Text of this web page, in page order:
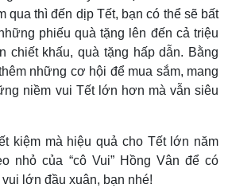
qua thì đến dịp Tết, bạn có thể sẽ bất
phiếu quà tặng lên đến cả triệu
chiết khấu, quà tặng hấp dẫn. Bằng
những cơ hội để mua sắm, mang
niềm vui Tết lớn hơn mà vẫn siêu
kiệm mà hiệu quả cho Tết lớn năm
nhỏ của “cô Vui” Hồng Vân để có
lớn đầu xuân, bạn nhé!